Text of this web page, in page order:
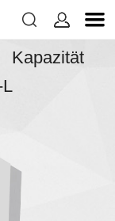
 
Kapazität